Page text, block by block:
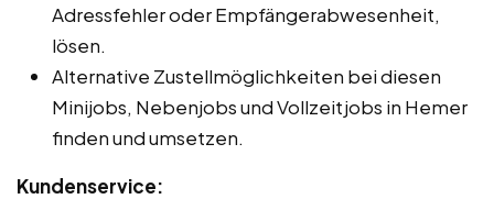
Adressfehler oder Empfängerabwesenheit,
lösen.
Alternative Zustellmöglichkeiten bei diesen
Minijobs, Nebenjobs und Vollzeitjobs in Hemer
finden und umsetzen.
Kundenservice: